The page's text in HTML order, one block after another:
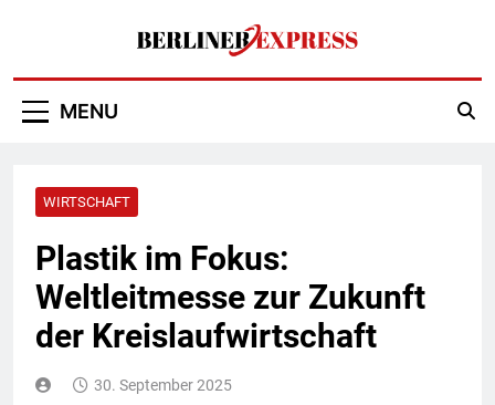
Berliner Express
MENU
WIRTSCHAFT
Plastik im Fokus:
Weltleitmesse zur Zukunft
der Kreislaufwirtschaft
30. September 2025